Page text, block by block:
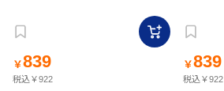
￥839
税込￥922
￥839
税込￥922